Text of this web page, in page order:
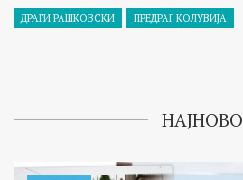
ДРАГИ РАШКОВСКИ ПРЕДРАГ КОЛУВИЈА
НАЈНОВО